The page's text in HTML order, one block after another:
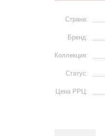
Страна:
Бренд:
Коллекция:
Статус:
Цена РРЦ: